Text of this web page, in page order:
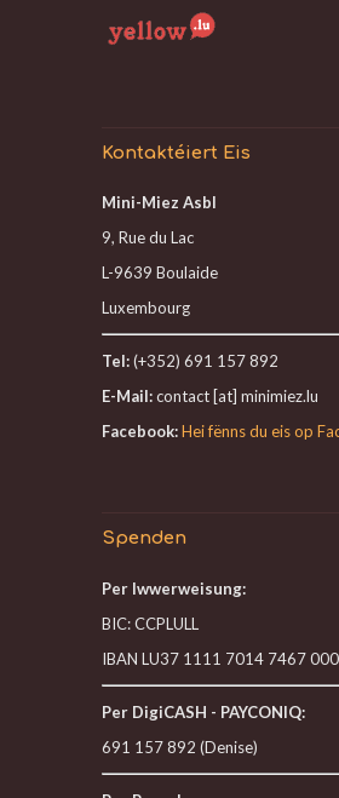
Kontaktéiert Eis
Mini-Miez Asbl
9, Rue du Lac
L-9639 Boulaide
Luxembourg
Tel:(+352) 691 157 892
E-Mail:contact [at] minimiez.lu
Facebook:Hei fënns du eis op
Spenden
Per Iwwerweisung:
BIC: CCPLULL
IBAN LU37 1111 7014 7467
Per DigiCASH - PAYCONIQ:
691 157 892 (Denise)